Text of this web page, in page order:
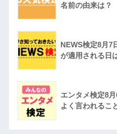
名前の由来は？
NEWS検定8月7
が適用される日
エンタメ検定8
よく言われるこ